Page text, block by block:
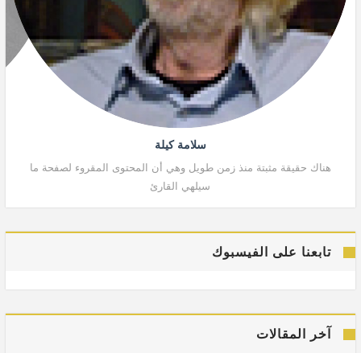
سلامة كيلة
هناك حقيقة مثبتة منذ زمن طويل وهي أن المحتوى المقروء لصفحة ما
سيلهي القارئ
تابعنا على الفيسبوك
آخر المقالات